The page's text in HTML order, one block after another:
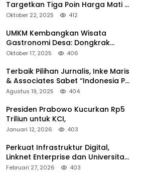
Targetkan Tiga Poin Harga Mati di
Kandang
Oktober 22, 2025 412
UMKM Kembangkan Wisata
Gastronomi Desa: Dongkrak
Ekonomi Daerah, Perluas Pasar
Oktober 17, 2025 406
Terbaik Pilihan Jurnalis, Inke Maris
& Associates Sabet “Indonesia PR
of the Year 2025”
Agustus 19, 2025 404
Presiden Prabowo Kucurkan Rp5
Triliun untuk KCI,
Januari 12, 2026 403
Perkuat Infrastruktur Digital,
Linknet Enterprise dan Universitas
Jember Jalin Kolaborasi Smart
Februari 27, 2026 403